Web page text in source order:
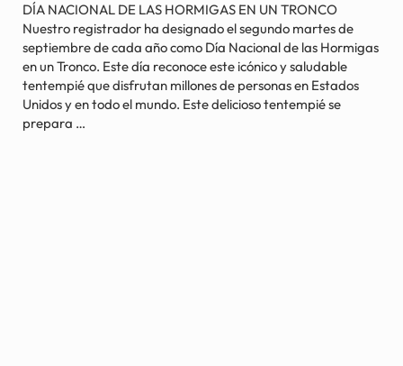
DÍA NACIONAL DE LAS HORMIGAS EN UN TRONCO
Nuestro registrador ha designado el segundo martes de
septiembre de cada año como Día Nacional de las Hormigas
en un Tronco. Este día reconoce este icónico y saludable
tentempié que disfrutan millones de personas en Estados
Unidos y en todo el mundo. Este delicioso tentempié se
prepara …